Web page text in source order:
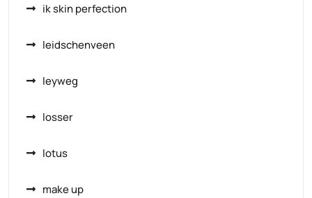
ik skin perfection
leidschenveen
leyweg
losser
lotus
make up